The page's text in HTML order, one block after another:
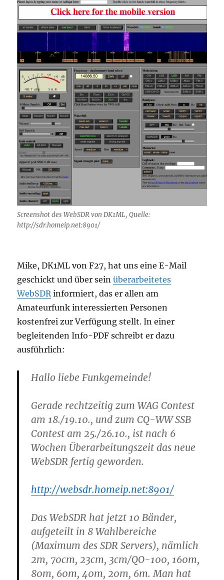
Screenshot des WebSDR von DK1ML, Quelle:
http://sdr.homeip.net:8901/
Mike, DK1ML von F27, hat uns eine E-Mail
geschickt und über seinüberarbeitetes
WebSDR informiert, das er allen am
Amateurfunk interessierten Personen
kostenfrei zur Verfügung stellt. In einer
begleitenden Info-PDF schreibt er dazu
ausführlich:
Hallo liebe Funkgemeinde!
Gerade rechtzeitig zum WAG Contest
am 18./19.10., und zum CQ-WW SSB
Contest am 25./26.10., ist nach 6
Wochen Überarbeitungszeit das neue
WebSDR fertig geworden.
http://websdr.homeip.net:8901/
Das WebSDR hat jetzt 10 Bänder,
aufgeteilt in 8 Wahlbereiche
(Maximum des SDR Servers), nämlich
2m, 70cm, 23cm, 3cm/QO-100, 160m,
80m, 60m, 40m, 20m, 6m. Man hat